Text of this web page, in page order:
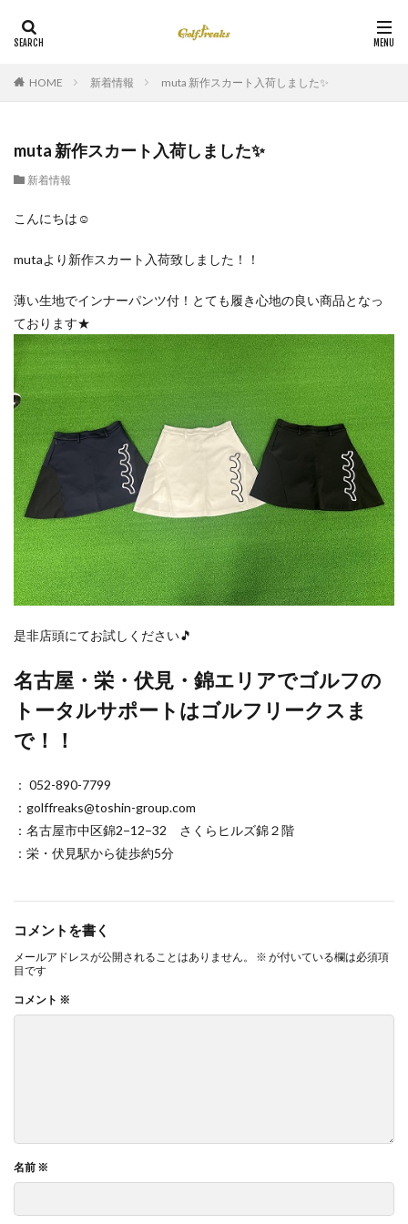
HOME 新着情報 muta 新作スカート入荷しました✨
muta 新作スカート入荷しました✨
新着情報
こんにちは☺
mutaより新作スカート入荷致しました！！
薄い生地でインナーパンツ付！とても履き心地の良い商品となっ
ております★
是非店頭にてお試しください🎵
名古屋・栄・伏見・錦エリアでゴルフの
トータルサポートはゴルフリークスま
で！！
： 052-890-7799
：golffreaks@toshin-group.com
：名古屋市中区錦2−12−32 さくらヒルズ錦２階
：栄・伏見駅から徒歩約5分
コメントを書く
メールアドレスが公開されることはありません。 ※ が付いている欄は必須項
目です
コメント ※
名前 ※